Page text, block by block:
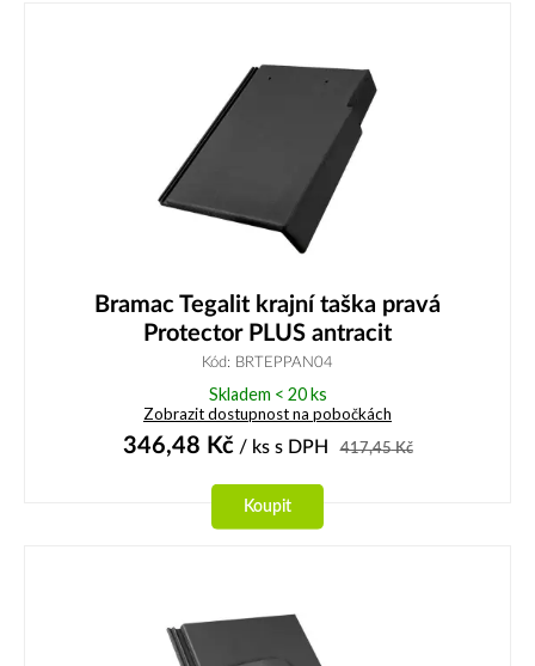
Bramac Tegalit krajní taška pravá
Protector PLUS antracit
Kód: BRTEPPAN04
Skladem < 20 ks
Zobrazit dostupnost na pobočkách
346,48 Kč/ ks s DPH 417,45Kč
Koupit